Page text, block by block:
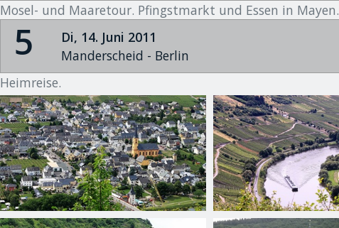
Mosel- und Maaretour. Pfingstmarkt und Essen in Mayen.
5
Di, 14. Juni 2011
Manderscheid - Berlin
Heimreise.